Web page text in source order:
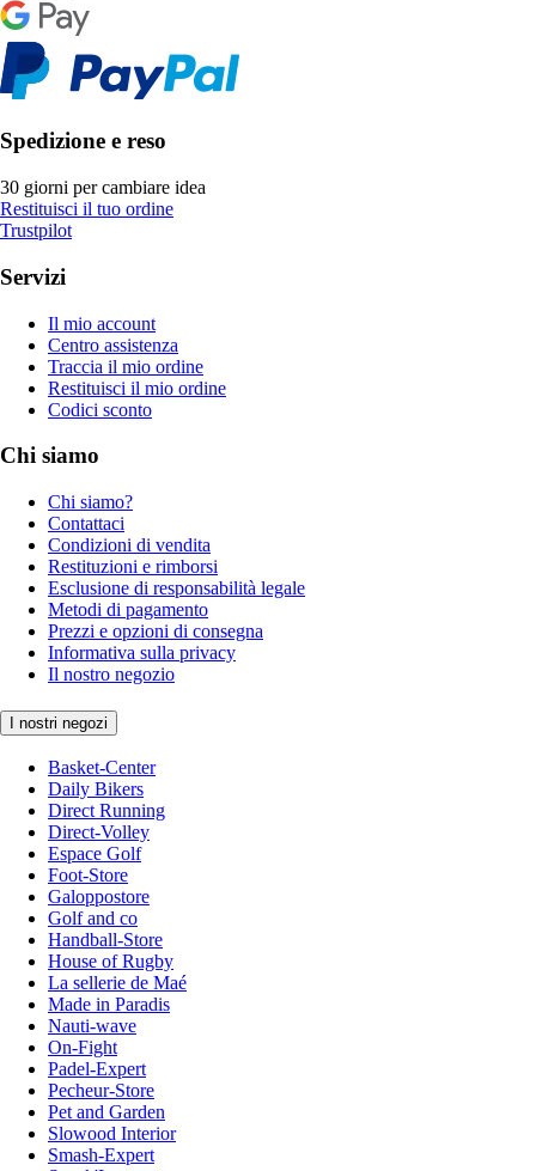
Spedizione e reso
30 giorni per cambiare idea
Restituisci il tuo ordine
Trustpilot
Servizi
Il mio account
Centro assistenza
Traccia il mio ordine
Restituisci il mio ordine
Codici sconto
Chi siamo
Chi siamo?
Contattaci
Condizioni di vendita
Restituzioni e rimborsi
Esclusione di responsabilità legale
Metodi di pagamento
Prezzi e opzioni di consegna
Informativa sulla privacy
Il nostro negozio
I nostri negozi
Basket-Center
Daily Bikers
Direct Running
Direct-Volley
Espace Golf
Foot-Store
Galoppostore
Golf and co
Handball-Store
House of Rugby
La sellerie de Maé
Made in Paradis
Nauti-wave
On-Fight
Padel-Expert
Pecheur-Store
Pet and Garden
Slowood Interior
Smash-Expert